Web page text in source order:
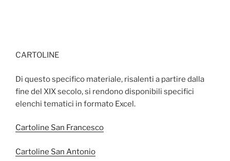
CARTOLINE
Di questo specifico materiale, risalenti a partire dalla
fine del XIX secolo, si rendono disponibili specifici
elenchi tematici in formato Excel.
Cartoline San Francesco
Cartoline San Antonio